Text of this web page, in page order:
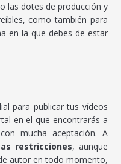
las dotes de producción y
como también para
en la que debes de estar
para publicar tus vídeos
en el que encontrarás a
mucha aceptación. A
restricciones, aunque
autor en todo momento,